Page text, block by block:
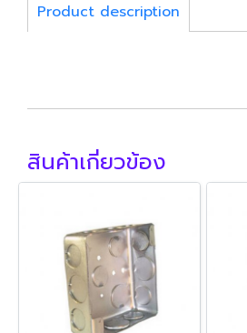
Product description
สินค้าเกี่ยวข้อง